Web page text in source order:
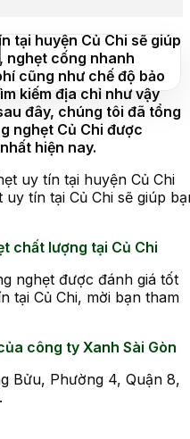
tại huyện Củ Chi sẽ giúp
nghẹt cống nhanh
cũng như chế độ bảo
kiếm địa chỉ như vậy
đây, chúng tôi đã tổng
nghẹt Củ Chi được
hiện nay.
tín tại Củ Chi sẽ giúp
chất lượng tại Củ Chi
nghẹt được đánh giá tốt
tại Củ Chi, mời bạn tham
công ty Xanh Sài Gòn
Bửu, Phường 4, Quận 8,